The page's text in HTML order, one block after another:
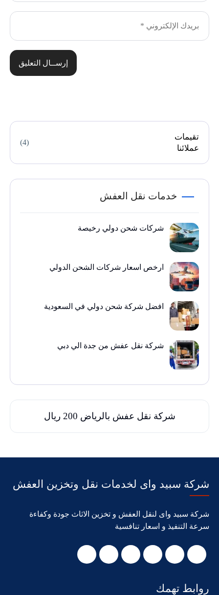
إرســال التعليق
تقيمات
عملائنا
(4)
خدمات نقل العفش
شركات شحن دولي رخيصة
ارخص اسعار شركات الشحن الدولي
افضل شركة شحن دولي في السعودية
شركة نقل عفش من جدة الي دبي
شركة نقل عفش بالرياض 200 ريال
شركة سبيد واى لخدمات نقل وتخزين العفش
شركة سبيد واى لنقل العفش و تخزين الاثاث جودة وكفاءة
سرعة التنفيذ و اسعار تنافسية
روابط تهمك